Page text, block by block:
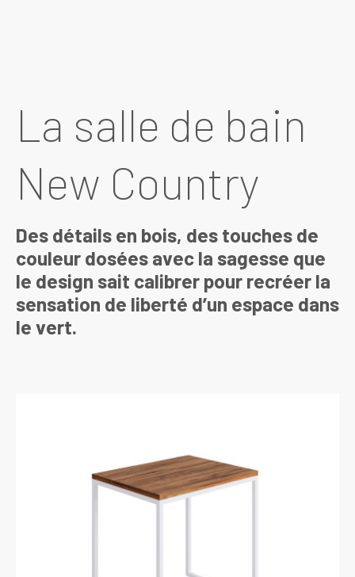
La salle de bain
New Country
Des détails en bois, des touches de
couleur dosées avec la sagesse que
le design sait calibrer pour recréer la
sensation de liberté d’un espace dans
le vert.